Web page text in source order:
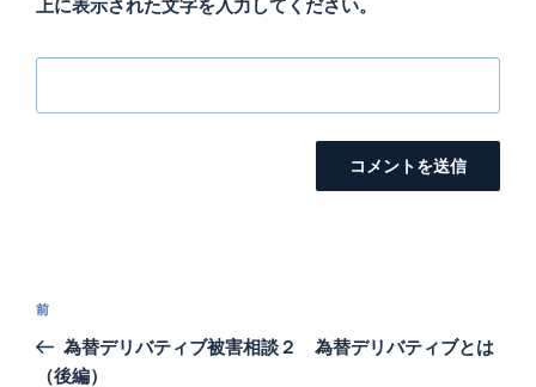
上に表示された文字を入力してください。
投
ナ
過
去
の
前
為替デリバティブ被害相談２ 為替デリバティブとは
（後編）